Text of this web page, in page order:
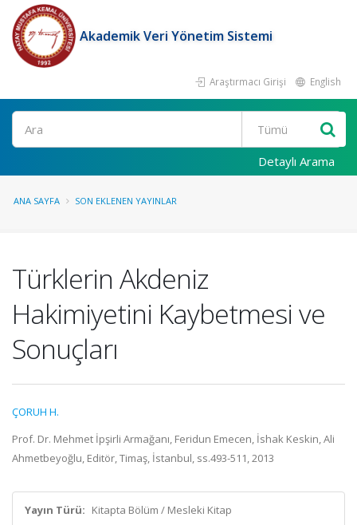
Akademik Veri Yönetim Sistemi
Araştırmacı Girişi English
Ara
Detaylı Arama
ANA SAYFA SON EKLENEN YAYINLAR
Türklerin Akdeniz
Hakimiyetini Kaybetmesi ve
Sonuçları
ÇORUH H.
Prof. Dr. Mehmet İpşirli Armağanı, Feridun Emecen, İshak Keskin, Ali
Ahmetbeyoğlu, Editör, Timaş, İstanbul, ss.493-511, 2013
Yayın Türü: Kitapta Bölüm / Mesleki Kitap